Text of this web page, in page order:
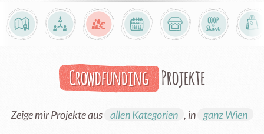
Crowdfunding Projekte
Zeige mir Projekte aus allen Kategorien , in ganz Wien